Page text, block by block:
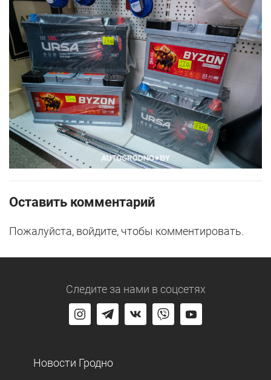
Оставить комментарий
Пожалуйста, войдите, чтобы комментировать.
Следите за нами в соцсетях
Новости Гродно